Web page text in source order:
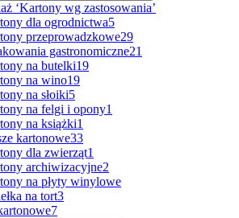
‘Kartony wg zastosowania’
dla ogrodnictwa5
przeprowadzkowe29
gastronomiczne21
na butelki19
na wino19
na słoiki5
na felgi i opony1
na książki1
kartonowe33
dla zwierząt1
archiwizacyjne2
na płyty winylowe
na tort3
7